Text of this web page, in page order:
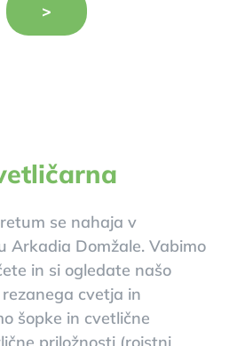
>
se nahaja v
Arkadia Domžale. Vabimo
in si ogledate našo
cvetja in
šopke in cvetlične
priložnosti (rojstni